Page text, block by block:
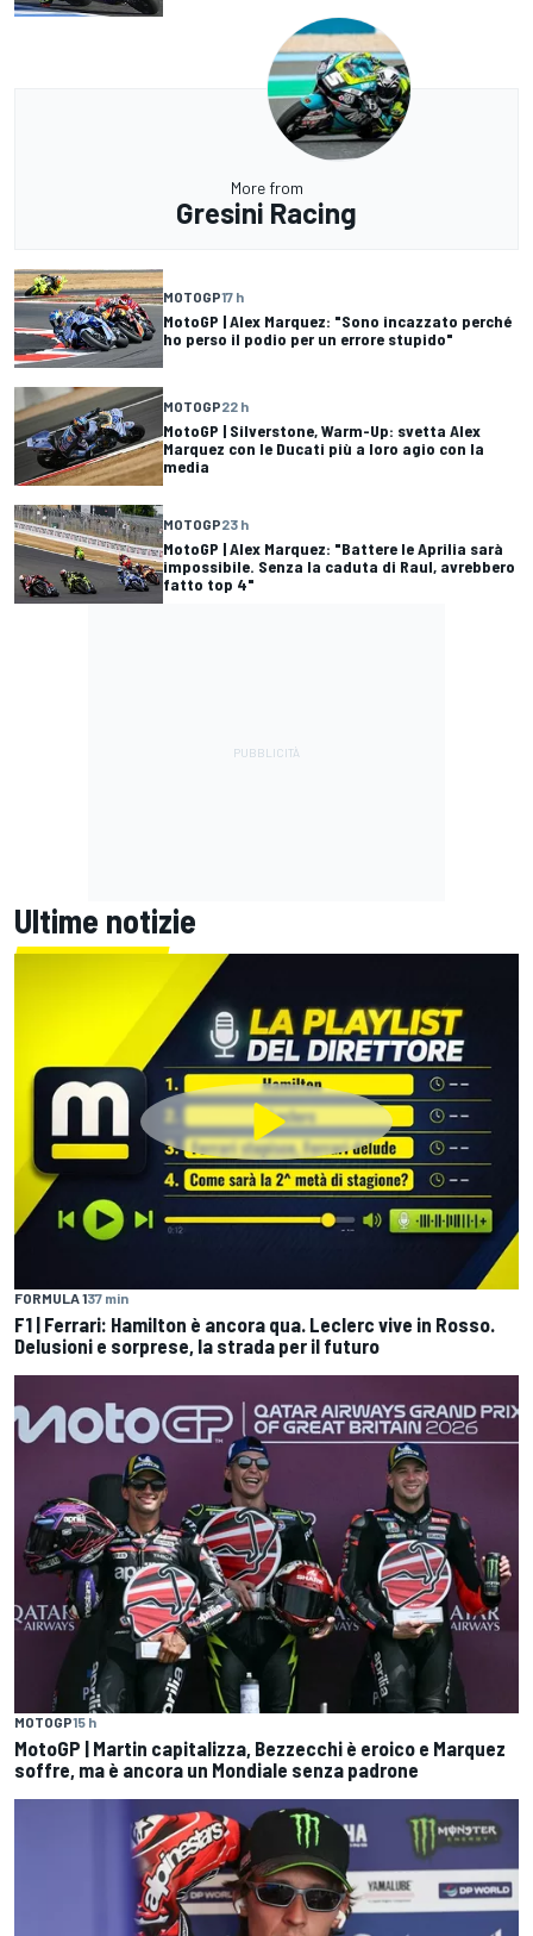
More from
Gresini Racing
MOTOGP17 h
MotoGP | Alex Marquez: "Sono incazzato perché
ho perso il podio per un errore stupido"
MOTOGP22 h
MotoGP | Silverstone, Warm-Up: svetta Alex
Marquez con le Ducati più a loro agio con la
media
MOTOGP23 h
MotoGP | Alex Marquez: "Battere le Aprilia sarà
impossibile. Senza la caduta di Raul, avrebbero
fatto top 4"
Ultime notizie
FORMULA 137 min
F1 | Ferrari: Hamilton è ancora qua. Leclerc vive in Rosso.
Delusioni e sorprese, la strada per il futuro
MOTOGP15 h
MotoGP | Martin capitalizza, Bezzecchi è eroico e Marquez
soffre, ma è ancora un Mondiale senza padrone